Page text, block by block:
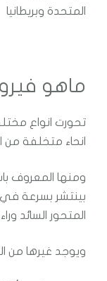
المتحدة وبريطانيا
ماهو فيروس
تحورت انواع مختلفة
انحاء متخلفة من
بينتشر بسرعة في
المتحور السائد وراء
ويوجد غيرها من